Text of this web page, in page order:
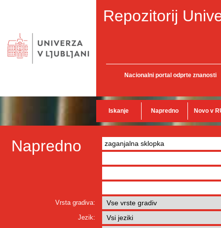
Repozitorij
Nacionalni portal odprte znanosti
Iskanje Napredno Novo v
Napredno
Vrsta gradiva:
Jezik: